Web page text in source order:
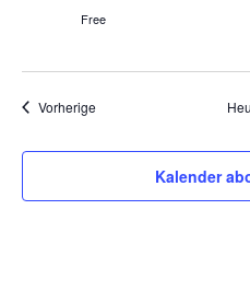
Free
VorherigeVeranstaltungen
Kalender